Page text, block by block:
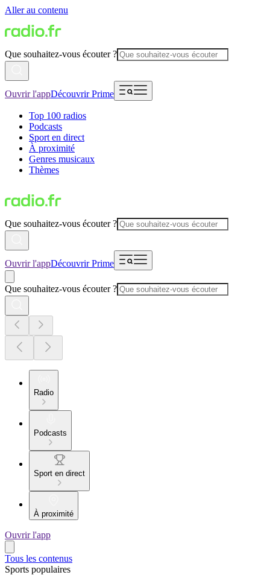
Aller au contenu
Que souhaitez-vous écouter ?
Ouvrir l'appDécouvrir Prime
Top 100 radios
Podcasts
Sport en direct
À proximité
Genres musicaux
Thèmes
Que souhaitez-vous écouter ?
Ouvrir l'appDécouvrir Prime
Que souhaitez-vous écouter ?
Radio
Podcasts
Sport en direct
À proximité
Ouvrir l'app
Tous les contenus
Sports populaires